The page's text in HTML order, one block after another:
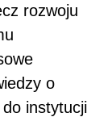
rozwoju
o
instytucji